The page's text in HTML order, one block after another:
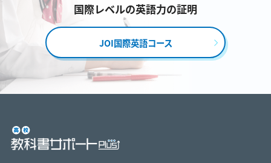
国際レベルの英語力の証明
JOI国際英語コース